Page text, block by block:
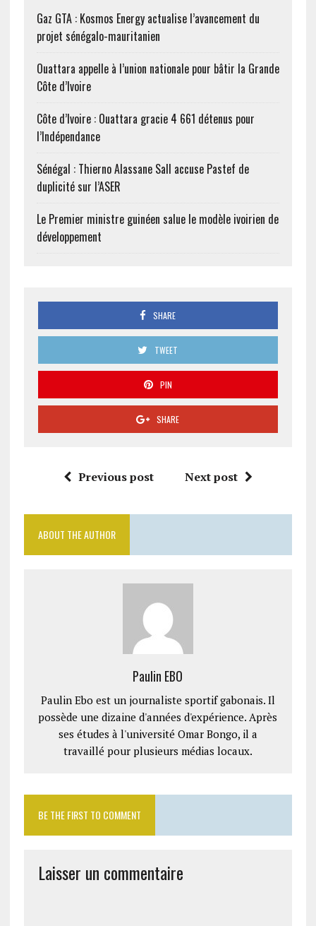
Gaz GTA : Kosmos Energy actualise l’avancement du
projet sénégalo-mauritanien
Ouattara appelle à l’union nationale pour bâtir la Grande
Côte d’Ivoire
Côte d’Ivoire : Ouattara gracie 4 661 détenus pour
l’Indépendance
Sénégal : Thierno Alassane Sall accuse Pastef de
duplicité sur l’ASER
Le Premier ministre guinéen salue le modèle ivoirien de
développement
SHARE
TWEET
PIN
SHARE
Previous post Next post
ABOUT THE AUTHOR
Paulin EBO
Paulin Ebo est un journaliste sportif gabonais. Il
possède une dizaine d'années d'expérience. Après
ses études à l'université Omar Bongo, il a
travaillé pour plusieurs médias locaux.
BE THE FIRST TO COMMENT
Laisser un commentaire